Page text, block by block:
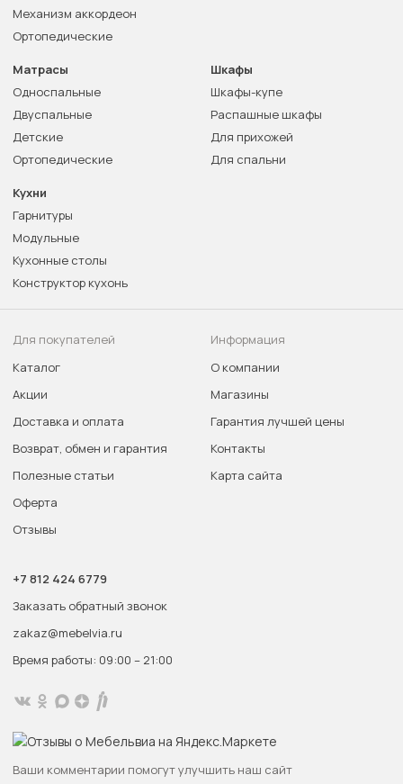
Механизм аккордеон
Ортопедические
Матрасы
Односпальные
Двуспальные
Детские
Ортопедические
Шкафы
Шкафы-купе
Распашные шкафы
Для прихожей
Для спальни
Кухни
Гарнитуры
Модульные
Кухонные столы
Конструктор кухонь
Для покупателей
Каталог
Акции
Доставка и оплата
Возврат, обмен и гарантия
Полезные статьи
Оферта
Отзывы
Информация
О компании
Магазины
Гарантия лучшей цены
Контакты
Карта сайта
+7 812 424 6779
Заказать обратный звонок
zakaz@mebelvia.ru
Время работы: 09:00 – 21:00
Ваши комментарии помогут улучшить наш сайт